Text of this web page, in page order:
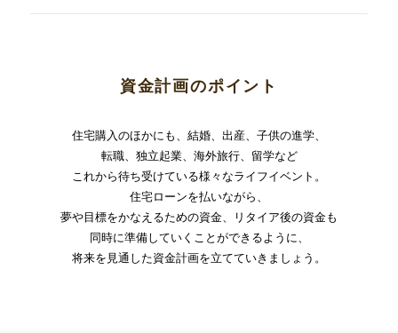
資金計画のポイント
住宅購入のほかにも、結婚、出産、子供の進学、
転職、独立起業、海外旅行、留学など
これから待ち受けている様々なライフイベント。
住宅ローンを払いながら、
夢や目標をかなえるための資金、リタイア後の資金も
同時に準備していくことができるように、
将来を見通した資金計画を立てていきましょう。